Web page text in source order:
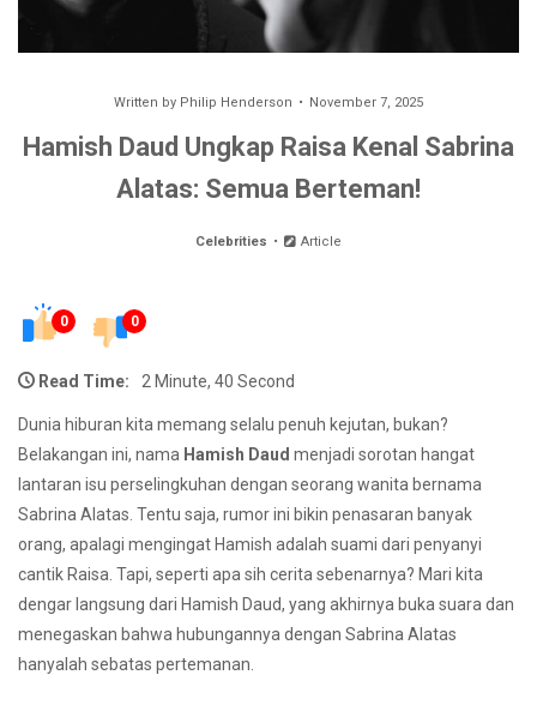
Written by Philip Henderson November 7, 2025
Hamish Daud Ungkap Raisa Kenal Sabrina
Alatas: Semua Berteman!
Celebrities Article
0 0
Read Time: 2 Minute, 40 Second
Dunia hiburan kita memang selalu penuh kejutan, bukan?
Belakangan ini, nama Hamish Daud menjadi sorotan hangat
lantaran isu perselingkuhan dengan seorang wanita bernama
Sabrina Alatas. Tentu saja, rumor ini bikin penasaran banyak
orang, apalagi mengingat Hamish adalah suami dari penyanyi
cantik Raisa. Tapi, seperti apa sih cerita sebenarnya? Mari kita
dengar langsung dari Hamish Daud, yang akhirnya buka suara dan
menegaskan bahwa hubungannya dengan Sabrina Alatas
hanyalah sebatas pertemanan.